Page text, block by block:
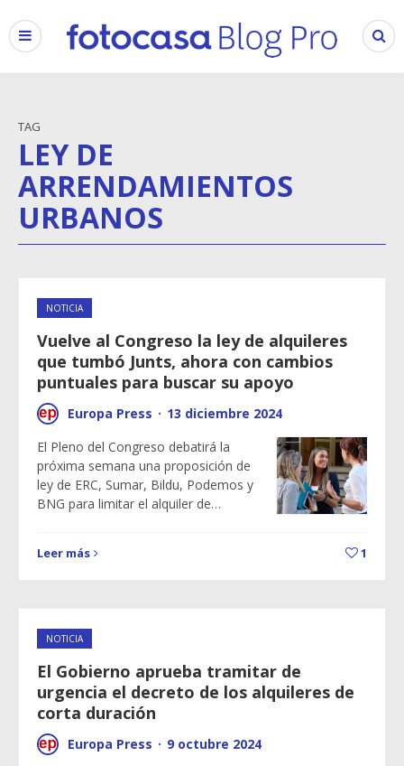
TAG
LEY DE
ARRENDAMIENTOS
URBANOS
NOTICIA
Vuelve al Congreso la ley de alquileres
que tumbó Junts, ahora con cambios
puntuales para buscar su apoyo
Europa Press · 13 diciembre 2024
El Pleno del Congreso debatirá la
próxima semana una proposición de
ley de ERC, Sumar, Bildu, Podemos y
BNG para limitar el alquiler de…
Leer más 1
NOTICIA
El Gobierno aprueba tramitar de
urgencia el decreto de los alquileres de
corta duración
Europa Press · 9 octubre 2024